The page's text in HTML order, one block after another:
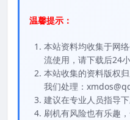
温馨提示：
本站资料均收集于网
流使用，请下载后24
本站收集的资料版权
我们处理：
建议在专业人员指导
刷机有风险也有乐趣